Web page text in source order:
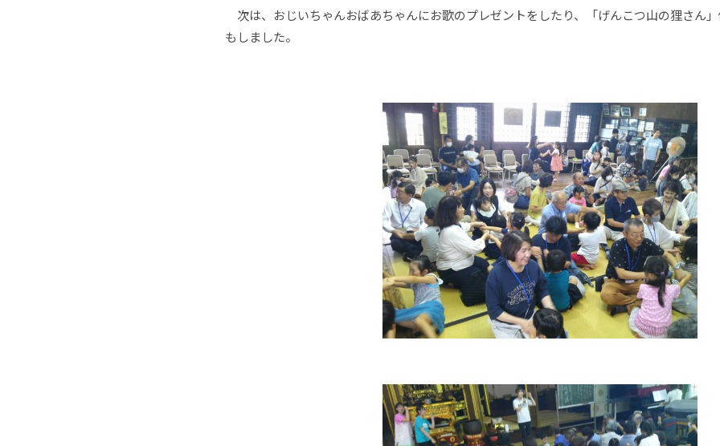
次は、おじいちゃんおばあちゃんにお歌のプレゼントをしたり、「げんこつ山の狸さん
もしました。